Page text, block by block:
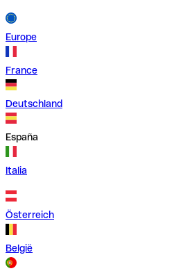
Europe
France
Deutschland
España
Italia
Österreich
België